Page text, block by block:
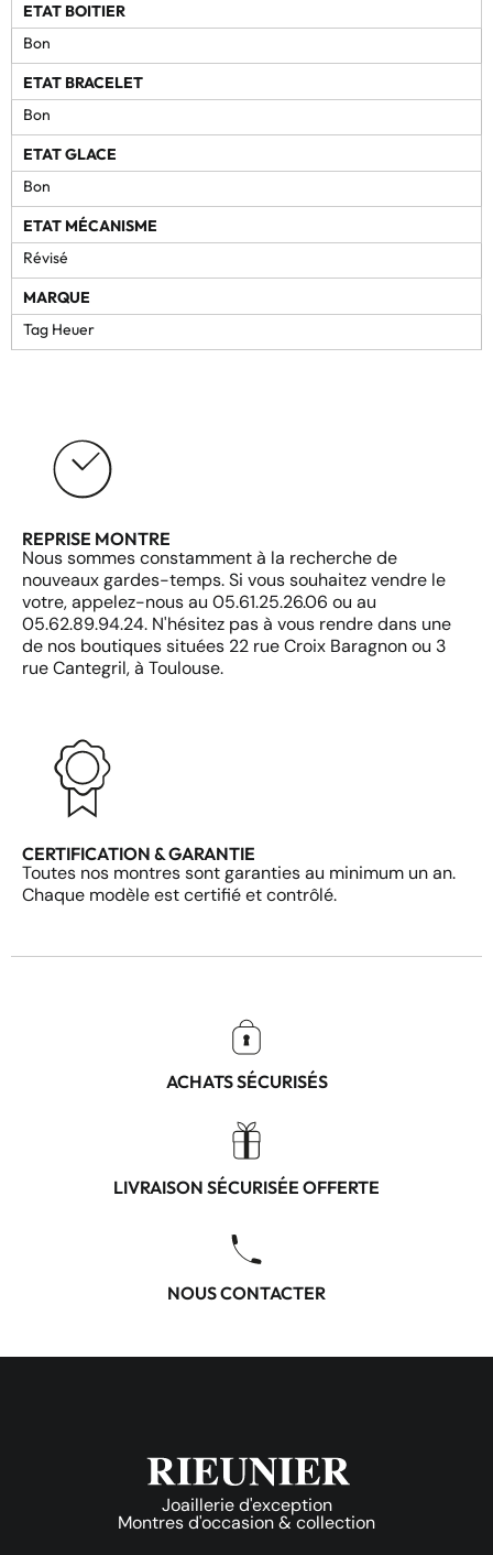
ETAT BOITIER
Bon
ETAT BRACELET
Bon
ETAT GLACE
Bon
ETAT MÉCANISME
Révisé
MARQUE
Tag Heuer
REPRISE MONTRE
Nous sommes constamment à la recherche de
nouveaux gardes-temps. Si vous souhaitez vendre le
votre, appelez-nous au 05.61.25.26.06 ou au
05.62.89.94.24. N'hésitez pas à vous rendre dans une
de nos boutiques situées 22 rue Croix Baragnon ou 3
rue Cantegril, à Toulouse.
CERTIFICATION & GARANTIE
Toutes nos montres sont garanties au minimum un an.
Chaque modèle est certifié et contrôlé.
ACHATS SÉCURISÉS
LIVRAISON SÉCURISÉE OFFERTE
NOUS CONTACTER
Joaillerie d'exception
Montres d'occasion & collection